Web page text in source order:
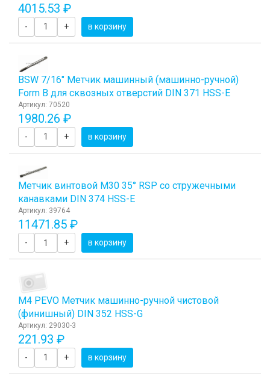
4015.53 ₽
- + в корзину
BSW 7/16" Метчик машинный (машинно-ручной)
Form B для сквозных отверстий DIN 371 HSS-E
Артикул: 70520
1980.26 ₽
- + в корзину
Метчик винтовой M30 35° RSP со стружечными
канавками DIN 374 HSS-E
Артикул: 39764
11471.85 ₽
- + в корзину
М4 PEVO Метчик машинно-ручной чистовой
(финишный) DIN 352 HSS-G
Артикул: 29030-3
221.93 ₽
- + в корзину